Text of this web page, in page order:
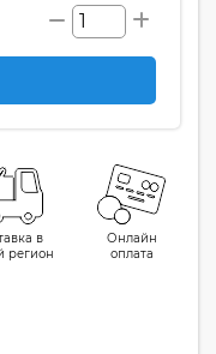
в
регион
Онлайн
оплата